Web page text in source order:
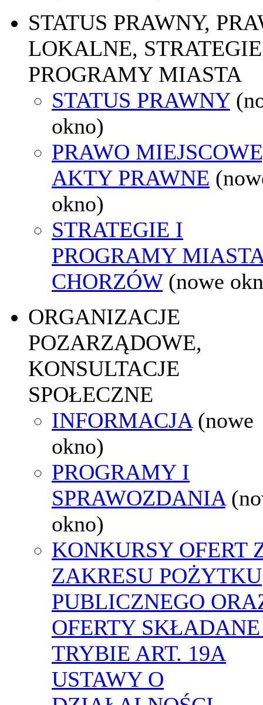
STATUS PRAWNY,
LOKALNE,
PROGRAMY MIASTA
STATUS PRAWNY
okno)
PRAWO
AKTY PRAWNE
okno)
STRATEGIE I
PROGRAMY
CHORZÓW (nowe
ORGANIZACJE
POZARZĄDOWE,
KONSULTACJE
SPOŁECZNE
INFORMACJA (nowe
okno)
PROGRAMY I
SPRAWOZDANIA
okno)
KONKURSY OFERT
ZAKRESU POŻYTKU
PUBLICZNEGO
OFERTY
TRYBIE ART. 19A
USTAWY O